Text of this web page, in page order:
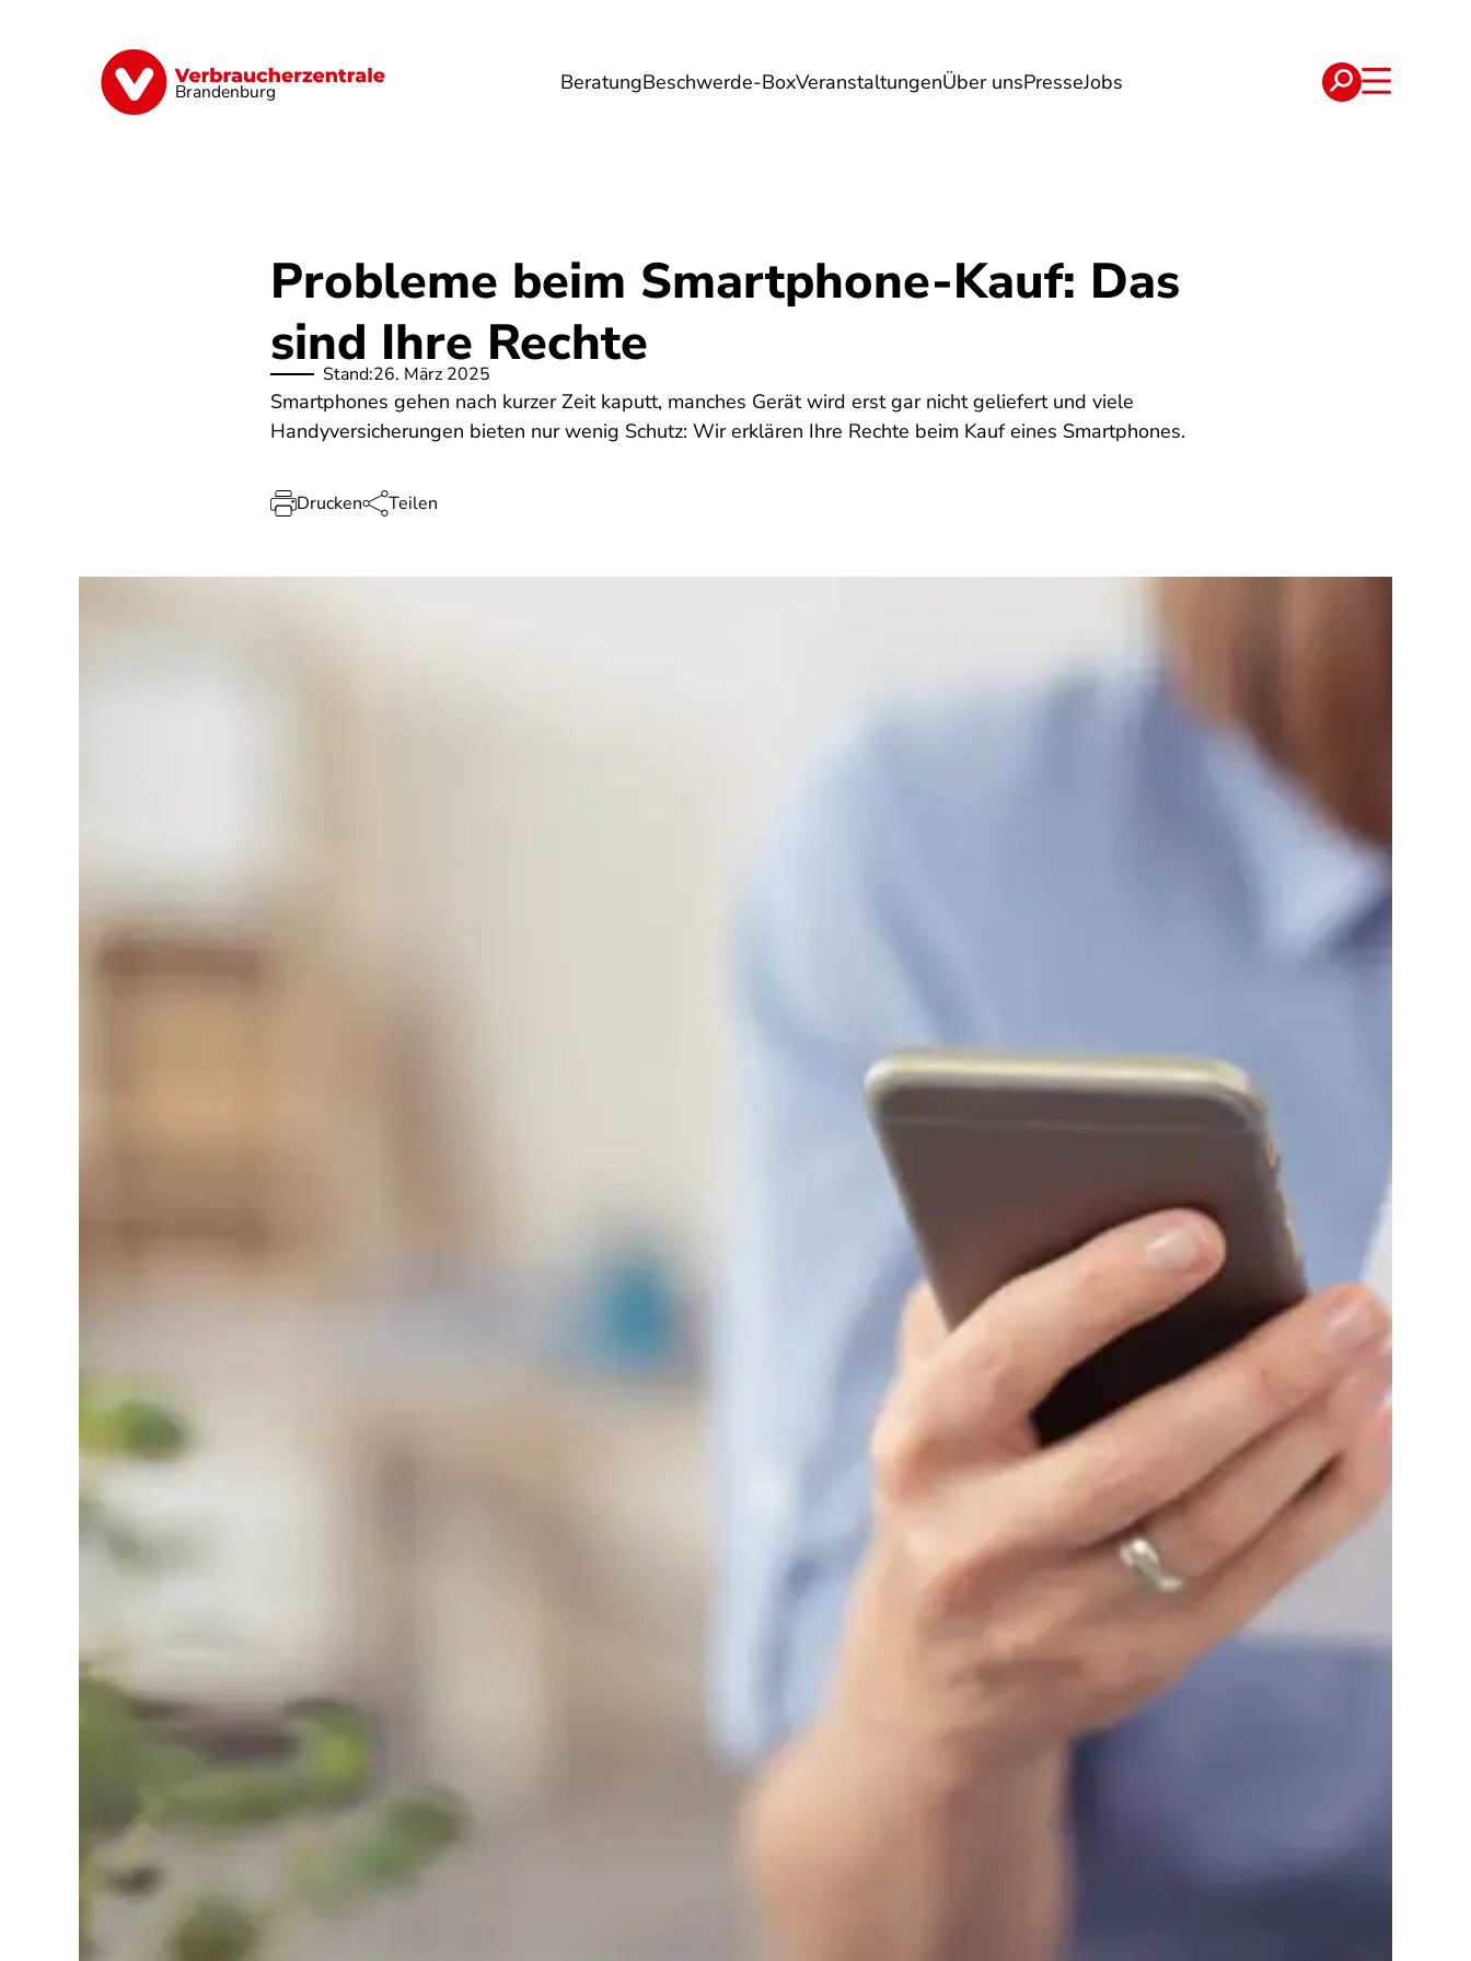
Brandenburg BeratungBeschwerde-BoxVeranstaltungenÜber unsPresseJobs
Finanzen Digitales Lebensmittel Umwelt Gesundheit Energie Reise Verträge
Probleme beim Smartphone-Kauf: Das
sind Ihre Rechte
Stand:26. März 2025
Smartphones gehen nach kurzer Zeit kaputt, manches Gerät wird erst gar nicht geliefert und viele
Handyversicherungen bieten nur wenig Schutz: Wir erklären Ihre Rechte beim Kauf eines Smartphones.
Drucken Teilen